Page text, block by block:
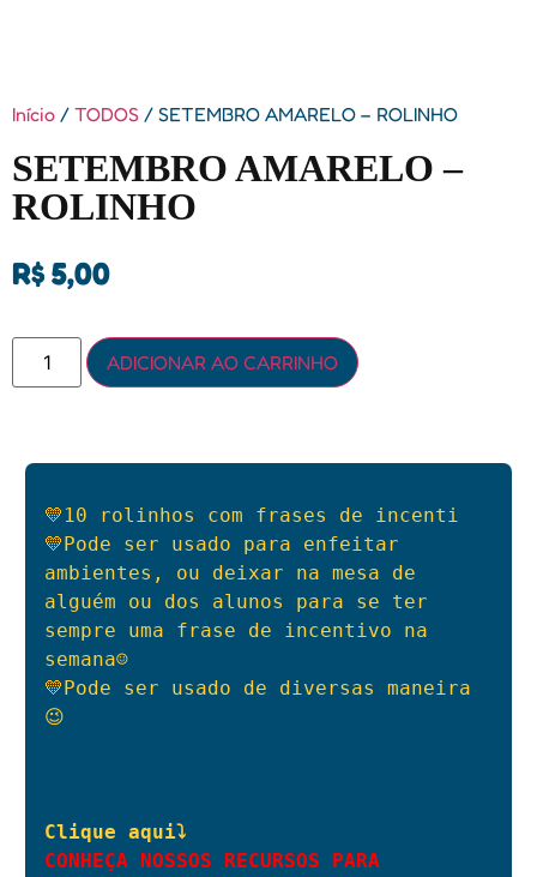
Início / TODOS / SETEMBRO AMARELO – ROLINHO
SETEMBRO AMARELO –
ROLINHO
R$5,00
ADICIONAR AO CARRINHO
💛10 rolinhos com frases de incenti
💛Pode ser usado para enfeitar
ambientes, ou deixar na mesa de
alguém ou dos alunos para se ter
sempre uma frase de incentivo na
semana☺️
💛Pode ser usado de diversas maneira
😉
CONHEÇA NOSSOS RECURSOS PARA